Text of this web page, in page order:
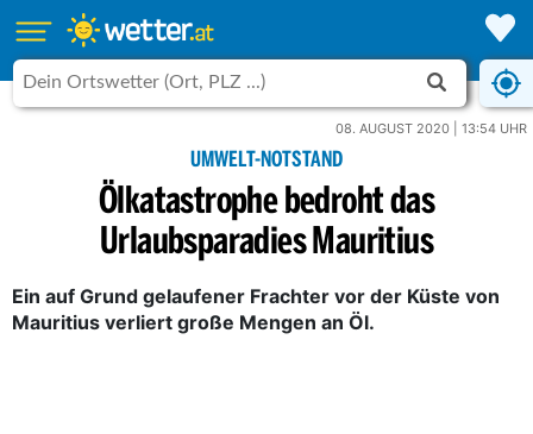
08. AUGUST 2020 | 13:54 UHR
UMWELT-NOTSTAND
Ölkatastrophe bedroht das
Urlaubsparadies Mauritius
Ein auf Grund gelaufener Frachter vor der Küste von
Mauritius verliert große Mengen an Öl.